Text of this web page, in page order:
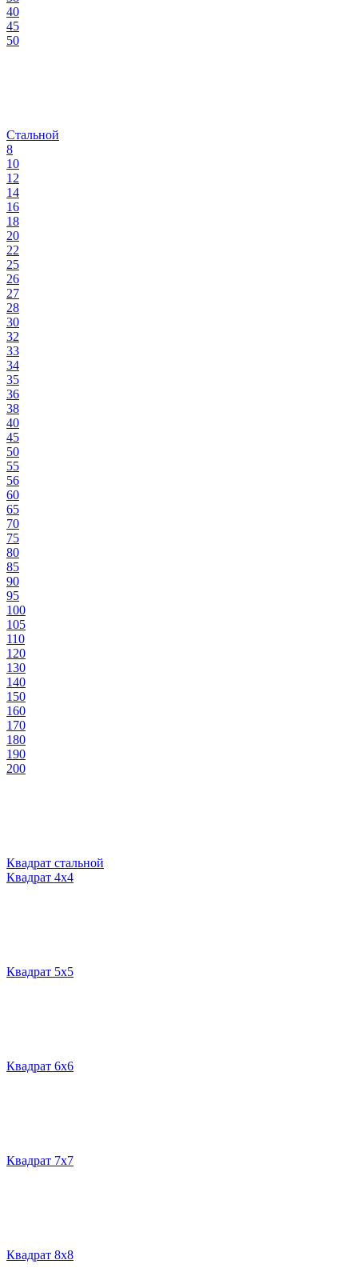
40
45
50
Стальной
8
10
12
14
16
18
20
22
25
26
27
28
30
32
33
34
35
36
38
40
45
50
55
56
60
65
70
75
80
85
90
95
100
105
110
120
130
140
150
160
170
180
190
200
Квадрат стальной
Квадрат 4х4
Квадрат 5х5
Квадрат 6х6
Квадрат 7х7
Квадрат 8х8